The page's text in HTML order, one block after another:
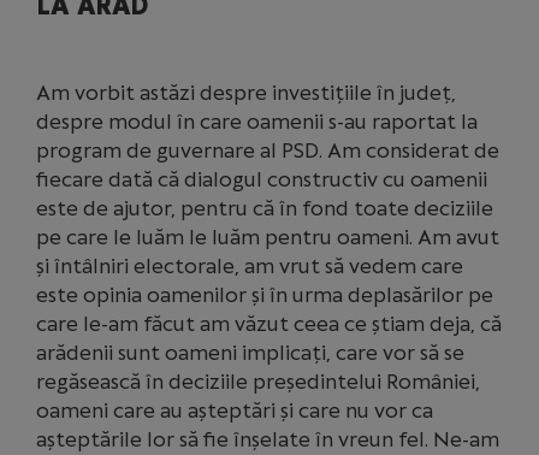
Am vorbit astăzi despre investițiile în județ,
despre modul în care oamenii s-au raportat la
program de guvernare al PSD. Am considerat de
fiecare dată că dialogul constructiv cu oamenii
este de ajutor, pentru că în fond toate deciziile
pe care le luăm le luăm pentru oameni. Am avut
și întâlniri electorale, am vrut să vedem care
este opinia oamenilor și în urma deplasărilor pe
care le-am făcut am văzut ceea ce știam deja, că
arădenii sunt oameni implicați, care vor să se
regăsească în deciziile președintelui României,
oameni care au așteptări și care nu vor ca
așteptările lor să fie înșelate în vreun fel. Ne-am